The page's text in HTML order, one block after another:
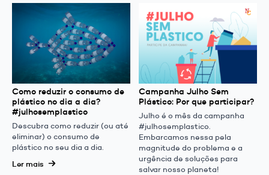
Como reduzir o consumo de
plástico no dia a dia?
#julhosemplastico
Descubra como reduzir (ou até
eliminar) o consumo de
plástico no seu dia a dia.
Ler mais
Campanha Julho Sem
Plástico: Por que participar?
Julho é o mês da campanha
#julhosemplastico.
Embarcamos nessa pela
magnitude do problema e a
urgência de soluções para
salvar nosso planeta!